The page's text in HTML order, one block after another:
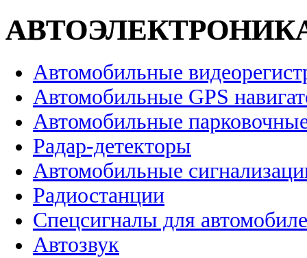
Автомобильные
Автомобильные GPS
Автомобильные
Радар-детекторы
Автомобильные
Радиостанции
Спецсигналы для
Автозвук